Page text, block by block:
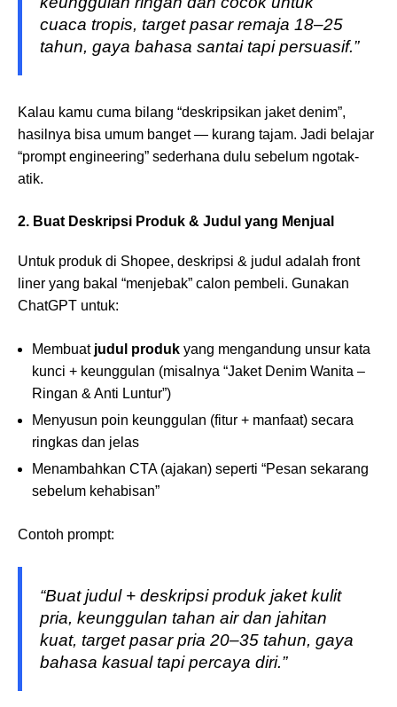
cuaca tropis, target pasar remaja 18–25
tahun, gaya bahasa santai tapi persuasif.”
Kalau kamu cuma bilang “deskripsikan jaket denim”,
hasilnya bisa umum banget — kurang tajam. Jadi belajar
“prompt engineering” sederhana dulu sebelum ngotak-
atik.
2. Buat Deskripsi Produk & Judul yang Menjual
Untuk produk di Shopee, deskripsi & judul adalah front
liner yang bakal “menjebak” calon pembeli. Gunakan
ChatGPT untuk:
Membuat judul produk yang mengandung unsur kata
kunci + keunggulan (misalnya “Jaket Denim Wanita –
Ringan & Anti Luntur”)
Menyusun poin keunggulan (fitur + manfaat) secara
ringkas dan jelas
Menambahkan CTA (ajakan) seperti “Pesan sekarang
sebelum kehabisan”
Contoh prompt:
“Buat judul + deskripsi produk jaket kulit
pria, keunggulan tahan air dan jahitan
kuat, target pasar pria 20–35 tahun, gaya
bahasa kasual tapi percaya diri.”